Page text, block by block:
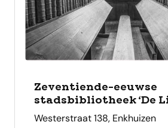
Zeventiende-eeuwse
stadsbibliotheek ‘De
adres
Westerstraat 138, Enkhuizen